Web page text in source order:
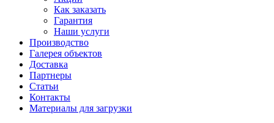
Как заказать
Гарантия
Наши услуги
Производство
Галерея объектов
Доставка
Партнеры
Статьи
Контакты
Материалы для загрузки